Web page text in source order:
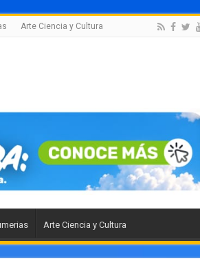
Arte Ciencia y Cultura
Arte Ciencia y Cultura